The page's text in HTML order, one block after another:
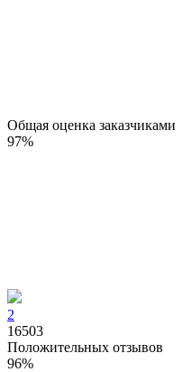
Общая оценка заказчиками
97%
2
16503
Положительных отзывов
96%